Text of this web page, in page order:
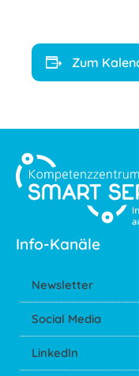
Zum
Info-Kanäle
Newsletter
Social Media
LinkedIn